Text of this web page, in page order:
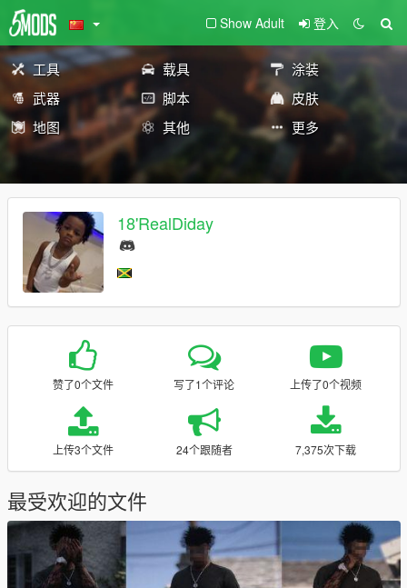
Show Adult 登入
工具 载具
涂装
武器
脚本
皮肤
地图
其他 更多
18'RealDiday
赞了0个文件 写了1个评论 上传了0个视频
上传3个文件 24个跟随者 7,375次下载
最受欢迎的文件